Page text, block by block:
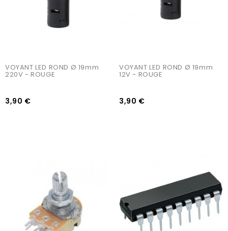
VOYANT LED ROND Ø 19mm
220V - ROUGE
3,90 €
VOYANT LED ROND Ø 19mm
12V - ROUGE
3,90 €